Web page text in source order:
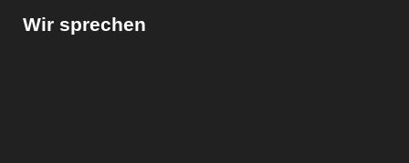
Wir sprechen